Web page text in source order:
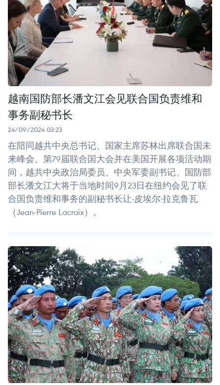
越南国防部长潘文江会见联合国负责维和
事务副秘书长
24/09/2024 03:23
在陪同越共中央总书记、国家主席苏林出席联合国未
来峰会、第79届联合国大会并在美国开展各项活动期
间，越共中央政治局委员、中央军委副书记、国防部
部长潘文江大将于当地时间9月23日在纽约会见了联
合国负责维和事务的副秘书长让-皮埃尔·拉克鲁瓦
（Jean-Pierre Lacroix）。